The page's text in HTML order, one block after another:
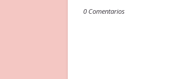
0 Comentarios